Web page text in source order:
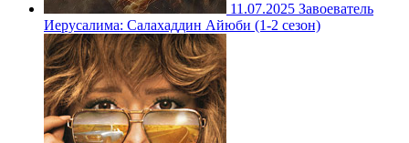
11.07.2025 Завоеватель
Иерусалима: Салахаддин Айюби (1-2 сезон)